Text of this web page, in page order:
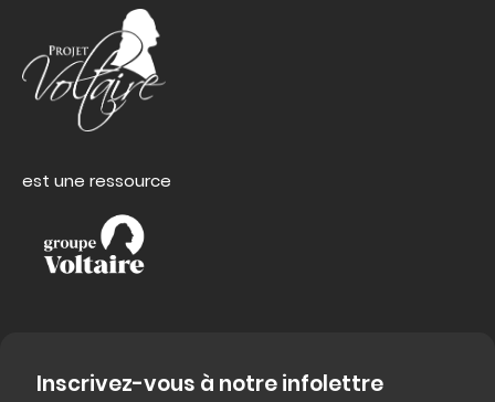
est une ressource
Inscrivez-vous à notre infolettre